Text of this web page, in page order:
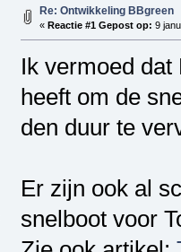
Re: Ontwikkeling BBgreen
« Reactie #1 Gepost op: 9
Ik vermoed dat
heeft om de
den duur te
Er zijn ook al
snelboot voor